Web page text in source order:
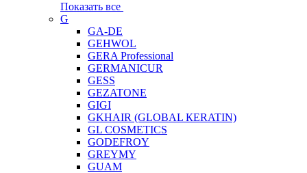
Показать все
G
GA-DE
GEHWOL
GERA Professional
GERMANICUR
GESS
GEZATONE
GIGI
GKHAIR (GLOBAL КЕRATIN)
GL COSMETICS
GODEFROY
GREYMY
GUAM